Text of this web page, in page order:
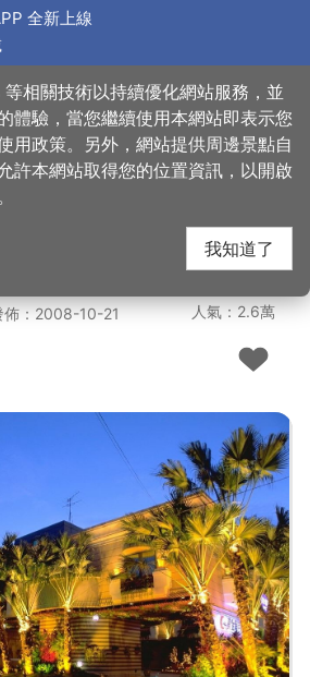
全新上線
> 旅館與民宿
商務旅館(2
佈：2008-10-21 人氣：2.6萬
相關技術以持續優化網站服務，並
體驗，當您繼續使用本網站即表示您
用政策。另外，網站提供周邊景點自
許本網站取得您的位置資訊，以開啟
我知道了